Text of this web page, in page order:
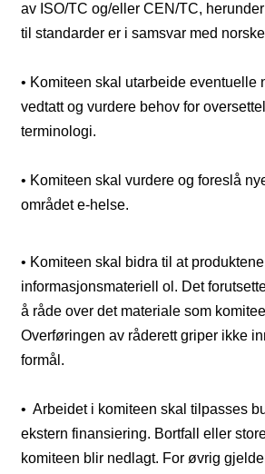
av ISO/TC og/eller CEN/TC,
til standarder er i samsvar med
• Komiteen skal utarbeide
vedtatt og vurdere behov for
terminologi.
• Komiteen skal vurdere og foreslå
området e-helse.
• Komiteen skal bidra til at
informasjonsmateriell ol. Det
å råde over det materiale som
Overføringen av råderett griper ikke
formål.
• Arbeidet i komiteen skal tilpasses
ekstern finansiering. Bortfall eller
komiteen blir nedlagt. For øvrig